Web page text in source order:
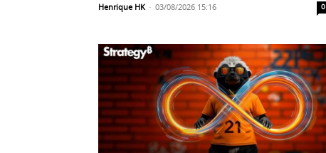
Henrique HK - 03/08/2026 15:16 0